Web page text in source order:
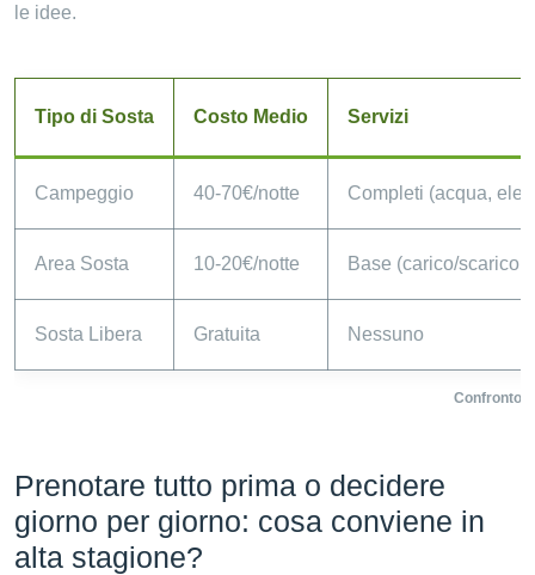
le idee.
Confronto
Tipo di Sosta Costo Medio Servizi
Campeggio 40-70€/notte Completi (acqua,
Area Sosta 10-20€/notte Base (carico/scarico,
Sosta Libera Gratuita Nessuno
Prenotare tutto prima o decidere
giorno per giorno: cosa conviene in
alta stagione?